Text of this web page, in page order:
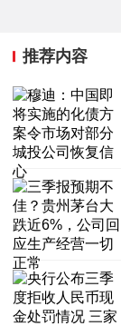
推荐内容